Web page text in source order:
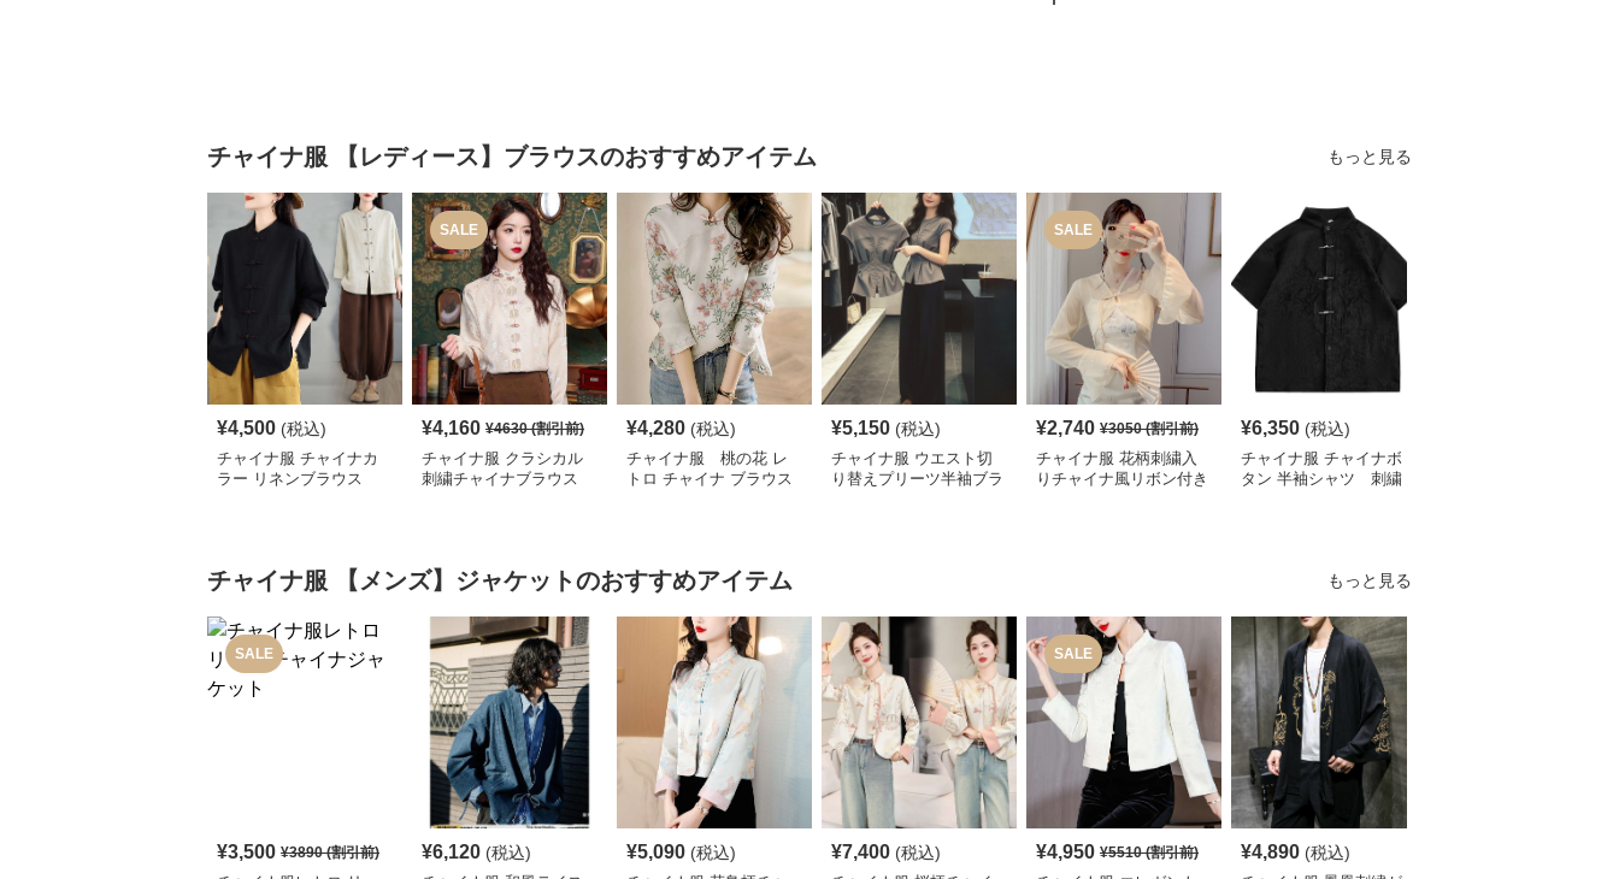
チャイナ服 【レディース】ブラウスのおすすめアイテム もっと見る
¥4,500 (税込)
チャイナ服 チャイナカ
ラー リネンブラウス
SALE
¥4,160 ¥4630(割引前)
チャイナ服 クラシカル
刺繍チャイナブラウス
¥4,280 (税込)
チャイナ服 桃の花 レ
トロ チャイナ ブラウス
¥5,150 (税込)
チャイナ服 ウエスト切
り替えプリーツ半袖ブラ
SALE
¥2,740 ¥3050(割引前)
チャイナ服 花柄刺繍入
りチャイナ風リボン付き
¥6,350 (税込)
チャイナ服 チャイナボ
タン 半袖シャツ 刺繍
チャイナ服 【メンズ】ジャケットのおすすめアイテム もっと見る
SALE
¥3,500 ¥3890(割引前) ¥6,120 (税込) ¥5,090 (税込) ¥7,400 (税込)
SALE
¥4,950 ¥5510(割引前) ¥4,890 (税込)